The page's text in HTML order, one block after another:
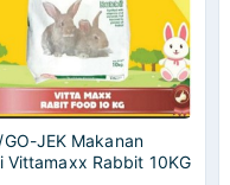
GO-JEK Makanan
Vittamaxx Rabbit 10KG